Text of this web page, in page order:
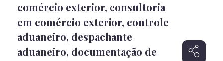
comércio exterior, consultoria
em comércio exterior, controle
aduaneiro, despachante
aduaneiro, documentação de